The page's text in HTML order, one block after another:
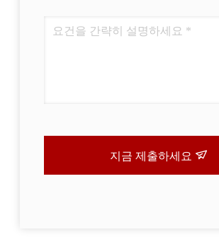
지금 제출하세요